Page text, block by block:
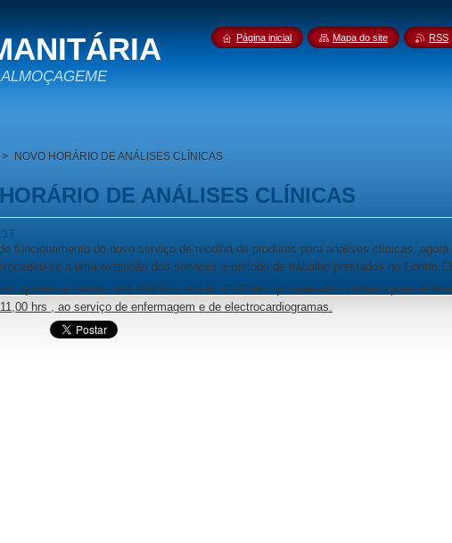
> NOVO HORÁRIO DE ANÁLISES CLÍNICAS
DE ANÁLISES CLÍNICAS
funcionamento do novo serviço de recolha de produtos para análises clínicas, agora
se a uma extensão dos serviços e período de trabalho prestados no Centro
quintas e sextas, das 8,00 hrs. até às 10,00 hrs, procede-se à colheita para
hrs , ao serviço de enfermagem e de electrocardiogramas.
Página inicial Mapa do site RSS